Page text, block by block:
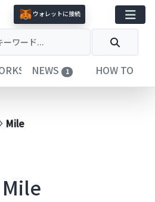
ウォレットに接続
NEWS 1 HOW TO
Mile
Mile